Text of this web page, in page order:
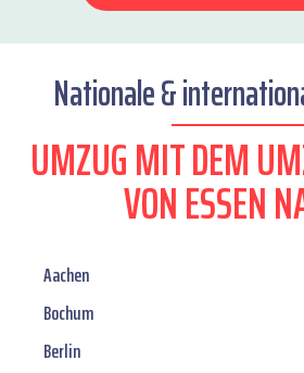
Nationale &
UMZUG MIT DEM
VON ESSEN
Aachen
Bochum
Berlin